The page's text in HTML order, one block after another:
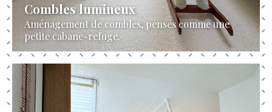
Combles lumineux
Aménagement de combles, pensés comme une
petite cabane-refuge.